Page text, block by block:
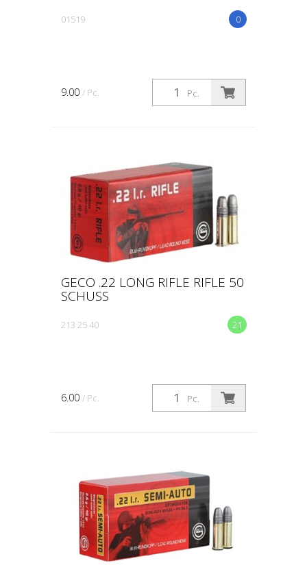
0
01519
Pc.
9.00 / Pc.
GECO .22 LONG RIFLE RIFLE 50
SCHUSS
21
213 25 40
Pc.
6.00 / Pc.